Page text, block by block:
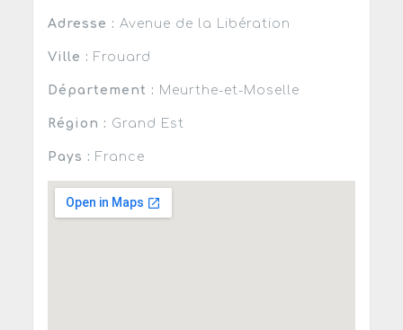
Adresse : Avenue de la Libération
Ville : Frouard
Département : Meurthe-et-Moselle
Région : Grand Est
Pays : France